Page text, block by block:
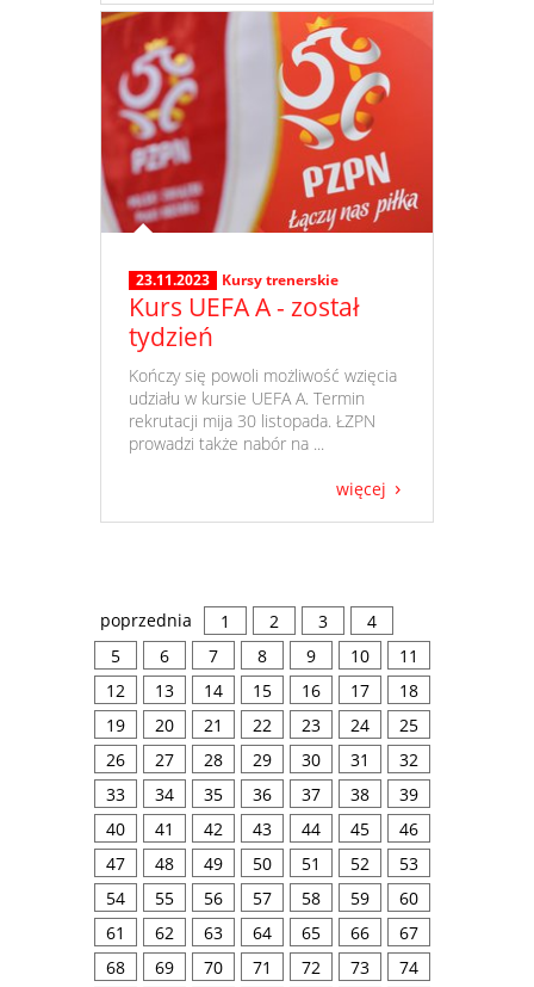
23.11.2023 Kursy trenerskie
Kurs UEFA A - został
tydzień
​ Kończy się powoli możliwość wzięcia
udziału w kursie UEFA A. Termin
rekrutacji mija 30 listopada. ŁZPN
prowadzi także nabór na ...
więcej
poprzednia 1 2 3
4
5
6 7 8 9 10
11
12
13 14 15 16 17
18
19
20 21 22 23 24
25
26
27 28 29 30 31
32
33
34 35 36 37 38
39
40
41 42 43 44 45
46
47
48 49 50 51 52
53
54
55 56 57 58 59
60
61
62 63 64 65 66
67
68
69 70 71 72 73
74